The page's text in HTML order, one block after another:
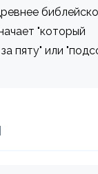
"который
пяту" или